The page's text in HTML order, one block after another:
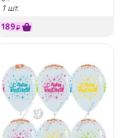
1 шт.
189₽